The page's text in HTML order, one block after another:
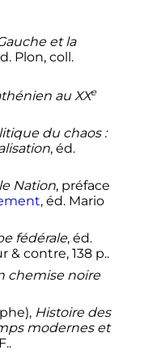
et la
Plon, coll.
au XXe
du chaos :
, éd.
Nation, préface
, éd. Mario
fédérale, éd.
& contre, 138 p..
chemise noire
Histoire des
modernes et